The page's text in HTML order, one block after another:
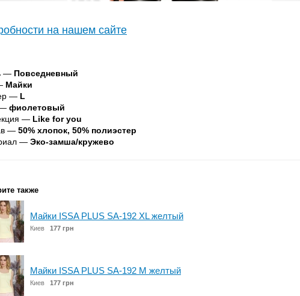
на нашем сайте
— Повседневный
Майки
— L
фиолетовый
— Like for you
— 50% хлопок, 50% полиэстер
— Эко-замша/кружево
также
Майки ISSA PLUS SA-192 XL желтый
Киев 177 грн
Майки ISSA PLUS SA-192 M желтый
Киев 177 грн